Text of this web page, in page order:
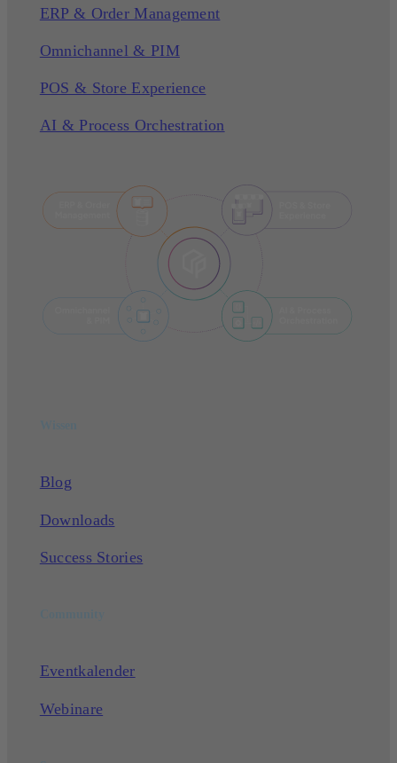
ERP & Order Management
Omnichannel & PIM
POS & Store Experience
AI & Process Orchestration
Blog
Downloads
Success Stories
Eventkalender
Webinare